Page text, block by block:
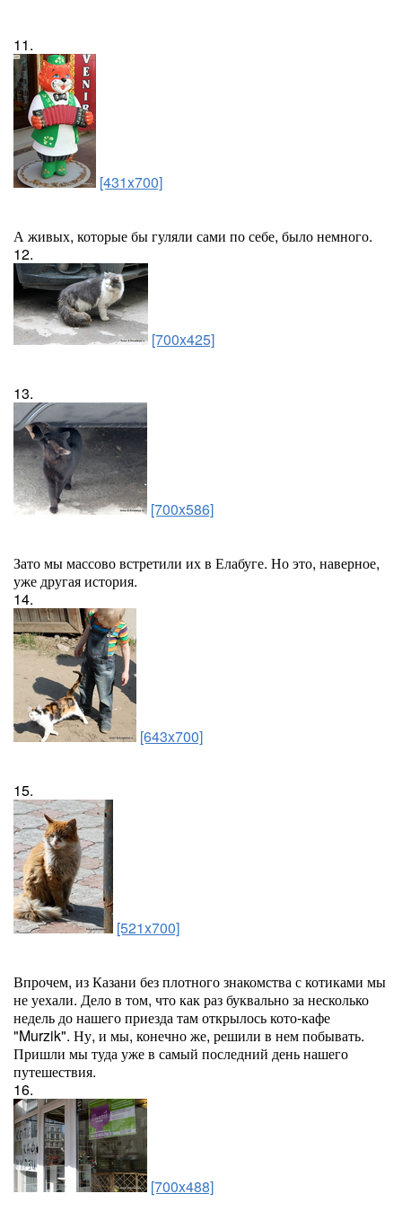
11.
[431x700]
А живых, которые бы гуляли сами по себе, было немного.
12.
[700x425]
13.
[700x586]
Зато мы массово встретили их в Елабуге. Но это, наверное,
уже другая история.
14.
[643x700]
15.
[521x700]
Впрочем, из Казани без плотного знакомства с котиками мы
не уехали. Дело в том, что как раз буквально за несколько
недель до нашего приезда там открылось кото-кафе
"Murzik". Ну, и мы, конечно же, решили в нем побывать.
Пришли мы туда уже в самый последний день нашего
путешествия.
16.
[700x488]